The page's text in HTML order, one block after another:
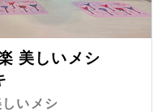
美しいメシ
いメシ